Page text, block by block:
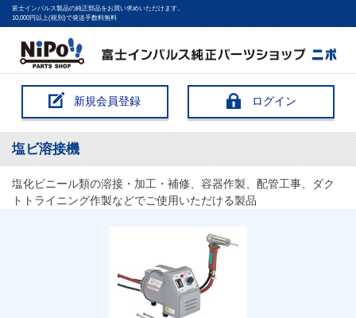
富士インパルス製品の純正部品をお買い求めいただけます。
10,000円以上(税別)で発送手数料無料
新規会員登録 ログイン
塩ビ溶接機
塩化ビニール類の溶接・加工・補修、容器作製、配管工事、ダク
トトライニング作製などでご使用いただける製品